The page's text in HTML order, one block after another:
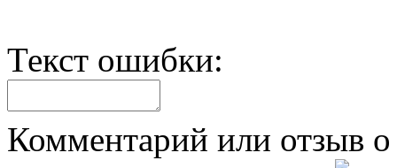
Текст ошибки:
Комментарий или отзыв о